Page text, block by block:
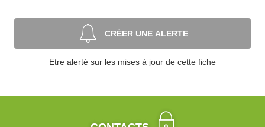
CRÉER UNE ALERTE
Etre alerté sur les mises à jour de cette fiche